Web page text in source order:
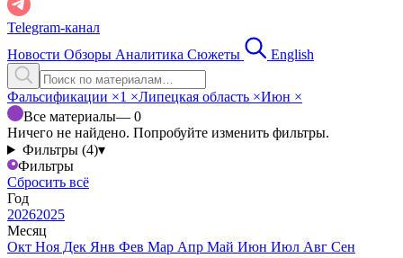
Telegram-канал
Новости Обзоры Аналитика Сюжеты English
Фальсификации ×1 ×Липецкая область ×Июн ×
Все материалы— 0
Ничего не найдено. Попробуйте изменить фильтры.
Фильтры (4)▾
Фильтры
Сбросить всё
Год
20262025
Месяц
Окт Ноя Дек Янв Фев Мар Апр Май Июн Июл Авг Сен